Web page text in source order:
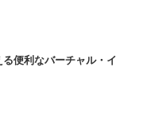
便利なバーチャル・イ